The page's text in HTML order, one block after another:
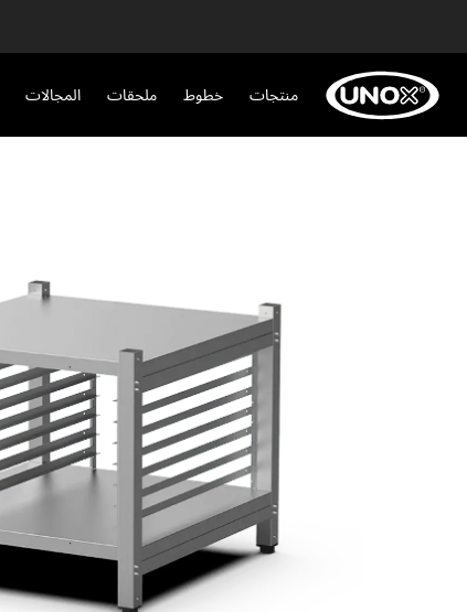
منتجات خطوط ملحقات المجالات